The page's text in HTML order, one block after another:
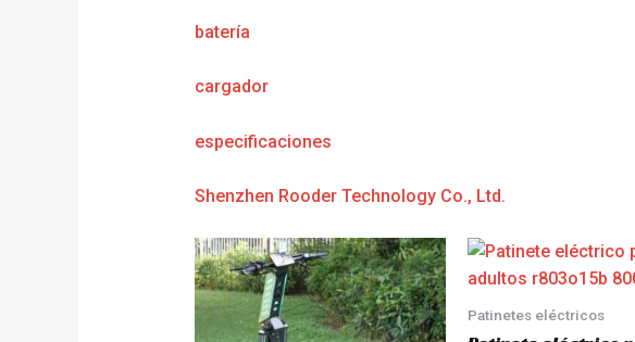
batería
cargador
especificaciones
Shenzhen Rooder Technology Co., Ltd.
Patinetes eléctricos